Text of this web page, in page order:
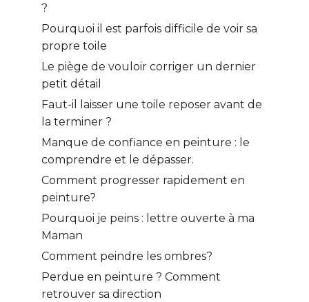
?
Pourquoi il est parfois difficile de voir sa
propre toile
Le piège de vouloir corriger un dernier
petit détail
Faut-il laisser une toile reposer avant de
la terminer ?
Manque de confiance en peinture : le
comprendre et le dépasser.
Comment progresser rapidement en
peinture?
Pourquoi je peins : lettre ouverte à ma
Maman
Comment peindre les ombres?
Perdue en peinture ? Comment
retrouver sa direction